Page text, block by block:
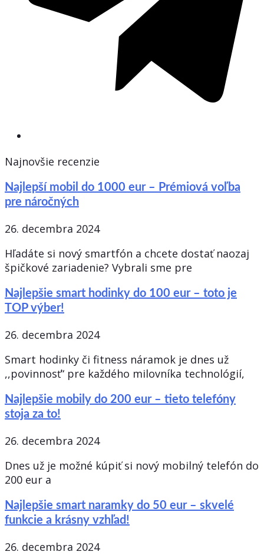
Najnovšie recenzie
Najlepší mobil do 1000 eur – Prémiová voľba
pre náročných
26. decembra 2024
Hľadáte si nový smartfón a chcete dostať naozaj
špičkové zariadenie? Vybrali sme pre
Najlepšie smart hodinky do 100 eur – toto je
TOP výber!
26. decembra 2024
Smart hodinky či fitness náramok je dnes už
,,povinnosť“ pre každého milovníka technológií,
Najlepšie mobily do 200 eur – tieto telefóny
stoja za to!
26. decembra 2024
Dnes už je možné kúpiť si nový mobilný telefón do
200 eur a
Najlepšie smart naramky do 50 eur – skvelé
funkcie a krásny vzhľad!
26. decembra 2024